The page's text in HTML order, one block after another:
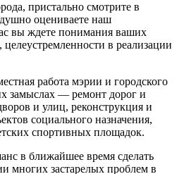
пристально смотрите в
оцениваете наш
вы ждете понимания ваших
в реализации
работа мэрии и городского
замыслах — ремонт дорог и
и улиц, реконструкция и
социального назначения,
спортивных площадок.
в ближайшее время сделать
застарелых проблем в